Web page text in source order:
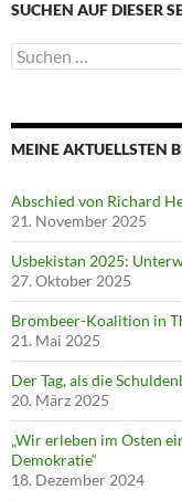
SUCHEN AUF DIESER
Suche
nach:
MEINE AKTUELLSTEN
Abschied von Richard
21. November 2025
Usbekistan 2025:
27. Oktober 2025
Brombeer-Koalition in
21. Mai 2025
Der Tag, als die
20. März 2025
„Wir erleben im Osten
Demokratie“
18. Dezember 2024